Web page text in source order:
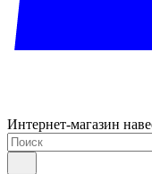
Интернет-магазин